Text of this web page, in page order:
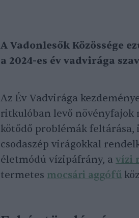
A Vadonlesők Közössége
a 2024-es év vadvirága
Az Év Vadvirága
ritkulóban levő növényfajok
kötődő problémák feltárása,
csodaszép virágokkal
életmódú vízipáfrány, a vízi
termetes mocsári aggófű